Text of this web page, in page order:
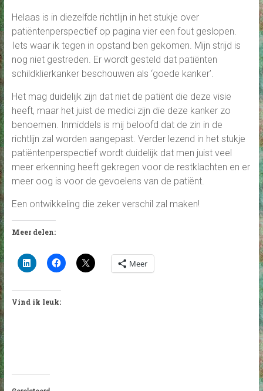
Helaas is in diezelfde richtlijn in het stukje over
patiëntenperspectief op pagina vier een fout geslopen.
Iets waar ik tegen in opstand ben gekomen. Mijn strijd is
nog niet gestreden. Er wordt gesteld dat patiënten
schildklierkanker beschouwen als ‘goede kanker’.
Het mag duidelijk zijn dat niet de patiënt die deze visie
heeft, maar het juist de medici zijn die deze kanker zo
benoemen. Inmiddels is mij beloofd dat de zin in de
richtlijn zal worden aangepast. Verder lezend in het stukje
patiëntenperspectief wordt duidelijk dat men juist veel
meer erkenning heeft gekregen voor de restklachten en er
meer oog is voor de gevoelens van de patiënt.
Een ontwikkeling die zeker verschil zal maken!
Meer delen:
Meer
Vind ik leuk: